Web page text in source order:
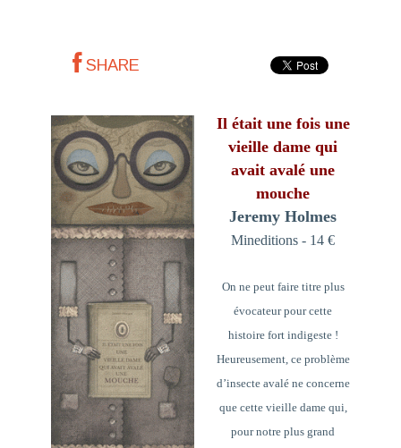
SHARE
Il était une fois une
vieille dame qui
avait avalé une
mouche
Jeremy Holmes
Mineditions - 14 €
On ne peut faire titre plus
évocateur pour cette
histoire fort indigeste !
Heureusement, ce problème
d’insecte avalé ne concerne
que cette vieille dame qui,
pour notre plus grand